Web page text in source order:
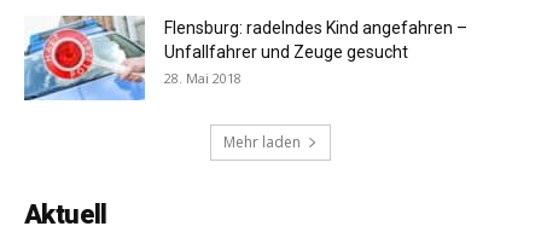
Flensburg: radelndes Kind angefahren –
Unfallfahrer und Zeuge gesucht
28. Mai 2018
Mehr laden
Aktuell